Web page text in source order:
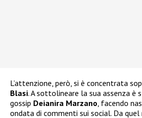
L’attenzione, però, si è concentrata
Blasi. A sottolineare la sua assenza è
gossip Deianira Marzano, facendo
ondata di commenti sui social. Da